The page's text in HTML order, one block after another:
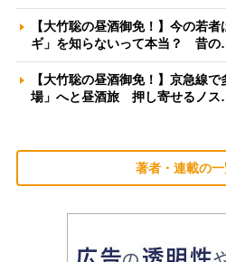
【大竹聡の昼酒御免！】今の若
ギ」を知らないって本当？ 昔
【大竹聡の昼酒御免！】京急線
場」へと昼酒旅 押し寄せるノ
著者・連載の